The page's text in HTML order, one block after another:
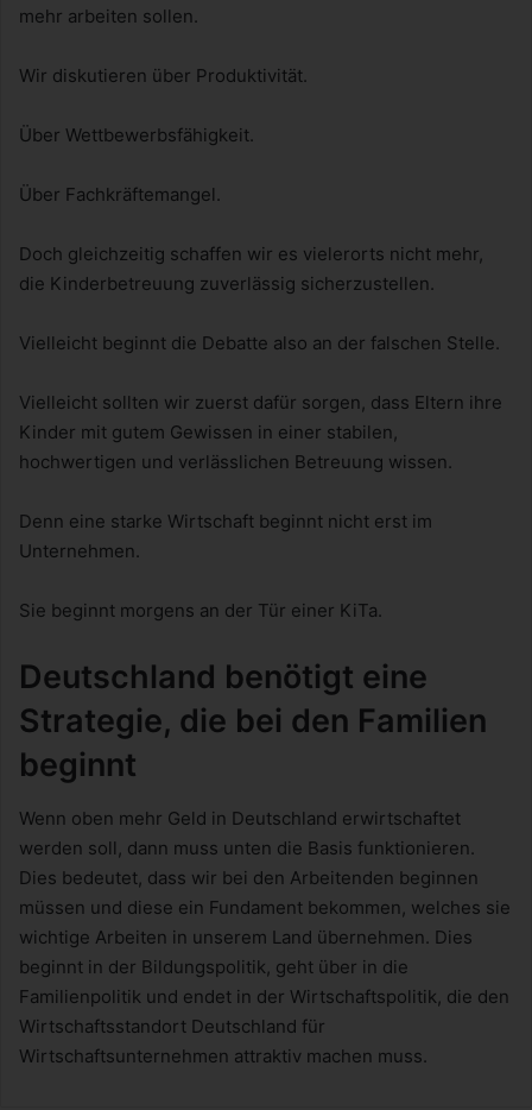
mehr arbeiten sollen.
Wir diskutieren über Produktivität.
Über Wettbewerbsfähigkeit.
Über Fachkräftemangel.
Doch gleichzeitig schaffen wir es vielerorts nicht mehr,
die Kinderbetreuung zuverlässig sicherzustellen.
Vielleicht beginnt die Debatte also an der falschen Stelle.
Vielleicht sollten wir zuerst dafür sorgen, dass Eltern ihre
Kinder mit gutem Gewissen in einer stabilen,
hochwertigen und verlässlichen Betreuung wissen.
Denn eine starke Wirtschaft beginnt nicht erst im
Unternehmen.
Sie beginnt morgens an der Tür einer KiTa.
Deutschland benötigt eine
Strategie, die bei den Familien
beginnt
Wenn oben mehr Geld in Deutschland erwirtschaftet
werden soll, dann muss unten die Basis funktionieren.
Dies bedeutet, dass wir bei den Arbeitenden beginnen
müssen und diese ein Fundament bekommen, welches sie
wichtige Arbeiten in unserem Land übernehmen. Dies
beginnt in der Bildungspolitik, geht über in die
Familienpolitik und endet in der Wirtschaftspolitik, die den
Wirtschaftsstandort Deutschland für
Wirtschaftsunternehmen attraktiv machen muss.